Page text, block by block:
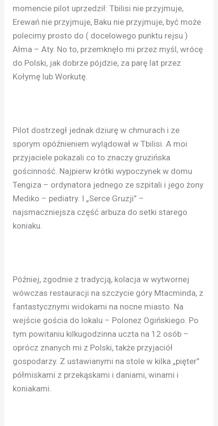
momencie pilot uprzedził: Tbilisi nie przyjmuje,
Erewań nie przyjmuje, Baku nie przyjmuje, być może
polecimy prosto do ( docelowego punktu rejsu )
Ałma – Aty. No to, przemknęło mi przez myśl, wrócę
do Polski, jak dobrze pójdzie, za parę lat przez
Kołymę lub Workutę.
Pilot dostrzegł jednak dziurę w chmurach i ze
sporym opóźnieniem wylądował w Tbilisi. A moi
przyjaciele pokazali co to znaczy gruzińska
gościnność. Najpierw krótki wypoczynek w domu
Tengiza – ordynatora jednego ze szpitali i jego żony
Mediko – pediatry. I „Serce Gruzji” –
najsmaczniejsza część arbuza do setki starego
koniaku.
Później, zgodnie z tradycją, kolacja w wytwornej
wówczas restauracji na szczycie góry Mtacminda, z
fantastycznymi widokami na nocne miasto. Na
wejście gościa do lokalu – Polonez Ogińskiego. Po
tym powitaniu kilkugodzinna uczta na 12 osób –
oprócz znanych mi z Polski, także przyjaciół
gospodarzy. Z ustawianymi na stole w kilka „pięter”
półmiskami z przekąskami i daniami, winami i
koniakami.